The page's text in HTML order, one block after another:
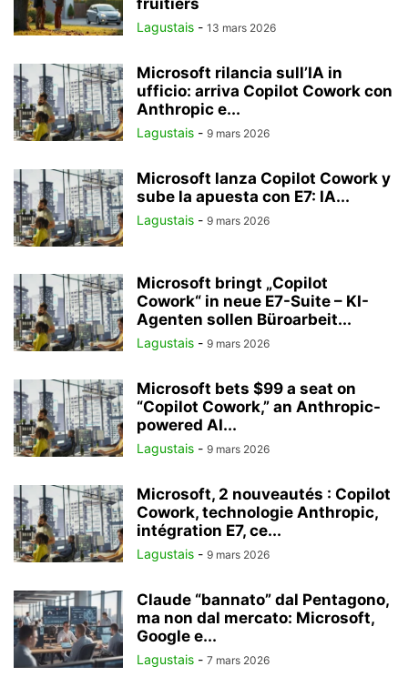
fruitiers
Lagustais - 13 mars 2026
Microsoft rilancia sull’IA in
ufficio: arriva Copilot Cowork con
Anthropic e...
Lagustais - 9 mars 2026
Microsoft lanza Copilot Cowork y
sube la apuesta con E7: IA...
Lagustais - 9 mars 2026
Microsoft bringt „Copilot
Cowork“ in neue E7-Suite – KI-
Agenten sollen Büroarbeit...
Lagustais - 9 mars 2026
Microsoft bets $99 a seat on
“Copilot Cowork,” an Anthropic-
powered AI...
Lagustais - 9 mars 2026
Microsoft, 2 nouveautés : Copilot
Cowork, technologie Anthropic,
intégration E7, ce...
Lagustais - 9 mars 2026
Claude “bannato” dal Pentagono,
ma non dal mercato: Microsoft,
Google e...
Lagustais - 7 mars 2026